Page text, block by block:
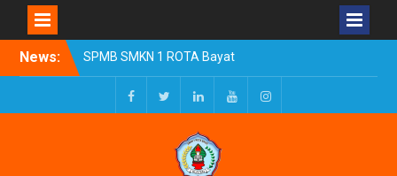
News:
SPMB SMKN 1 ROTA Bayat
Tahun Ajaran 2026/2027
Resmi Dibuka
Pengumuman Kelulusan
Tahun Ajaran 2025-2026
Realisasi Dana BOSP
Reguler Tahap 1 Tahun
FacebookTwitterLinkedInYoutubeInstagram